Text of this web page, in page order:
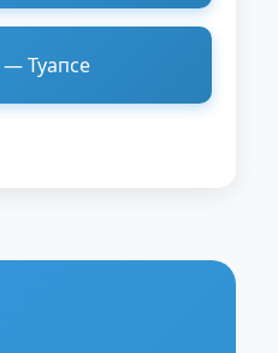
Туапсе